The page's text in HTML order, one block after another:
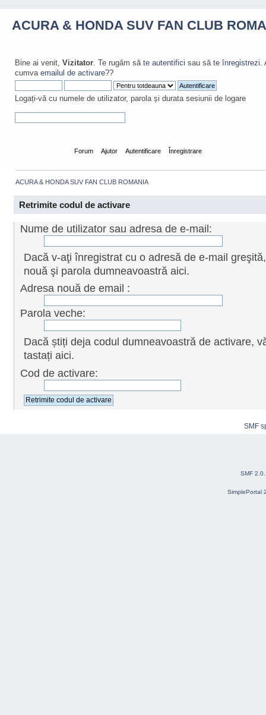
ACURA & HONDA SUV FAN CLUB
Bine ai venit, Vizitator. Te rugăm să te autentifici sau să te înregistrezi.
cumva emailul de activare??
Logați-vă cu numele de utilizator, parola și durata sesiunii de logare
Forum Ajutor Autentificare Înregistrare
ACURA & HONDA SUV FAN CLUB ROMANIA
Retrimite codul de activare
Nume de utilizator sau adresa de e-mail:
Dacă v-aţi înregistrat cu o adresă de e-mail
nouă şi parola dumneavoastră aici.
Adresa nouă de email :
Parola veche:
Dacă știți deja codul dumneavoastră de activare,
tastați aici.
Cod de activare:
SMF
SMF
SimplePortal